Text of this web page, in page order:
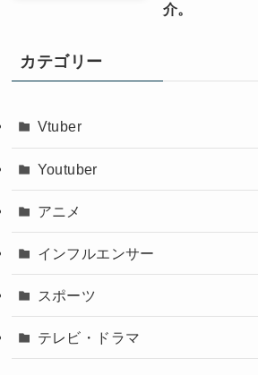
介。
カテゴリー
Vtuber
Youtuber
アニメ
インフルエンサー
スポーツ
テレビ・ドラマ